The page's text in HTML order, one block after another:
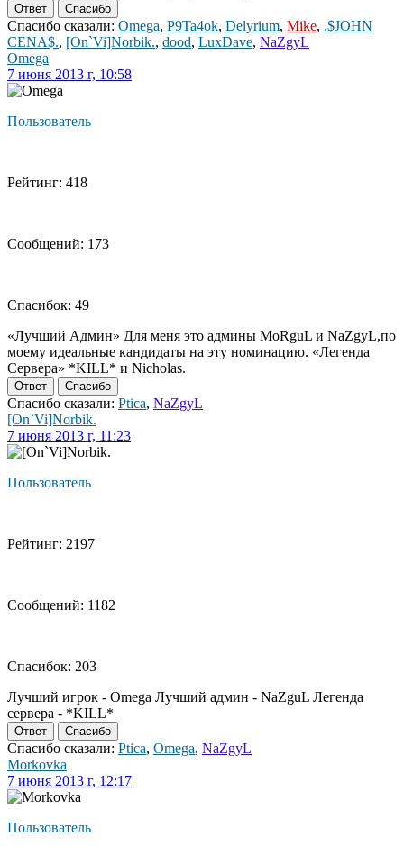
Ответ Спасибо
Спасибо сказали: Omega, P9Ta4ok, Delyrium, Mike, .$JOHN
CENA$., [On`Vi]Norbik., dood, LuxDave, NaZgyL
Omega
7 июня 2013 г, 10:58
Пользователь
Рейтинг: 418
Сообщений: 173
Спасибок: 49
«Лучший Админ» Для меня это админы MoRguL и NaZgyL,по
моему идеальные кандидаты на эту номинацию. «Легенда
Сервера» *KILL* и Nicholas.
Ответ Спасибо
Спасибо сказали: Ptica, NaZgyL
[On`Vi]Norbik.
7 июня 2013 г, 11:23
Пользователь
Рейтинг: 2197
Сообщений: 1182
Спасибок: 203
Лучший игрок - Omega Лучший админ - NaZguL Легенда
сервера - *KILL*
Ответ Спасибо
Спасибо сказали: Ptica, Omega, NaZgyL
Morkovka
7 июня 2013 г, 12:17
Пользователь